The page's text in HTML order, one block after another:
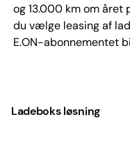
og 13.000 km om året
du vælge leasing af
E.ON-abonnementet
Ladeboks løsning